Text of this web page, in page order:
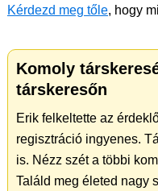
Kérdezd meg tőle, hogy
Komoly
társkeresőn
Erik felkeltette az
regisztráció ingyenes.
is. Nézz szét a többi
Találd meg életed nagy